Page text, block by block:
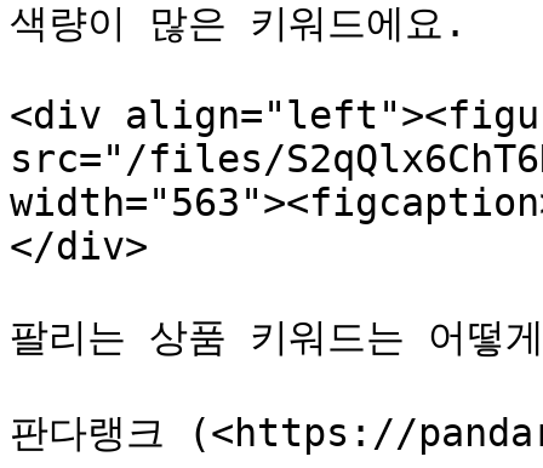
색량이 많은 키워드에요.
<div
src="/files/
</div>
팔리는 상품 키워드는 어떻
판다랭크 (<https://